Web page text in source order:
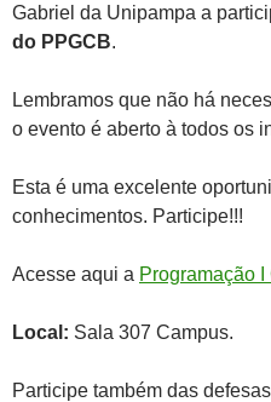
Gabriel da Unipampa a
do PPGCB.
Lembramos que não há
o evento é aberto à todos os
Esta é uma excelente
conhecimentos. Participe!!!
Acesse aqui a Programação
Local: Sala 307 Campus.
Participe também das